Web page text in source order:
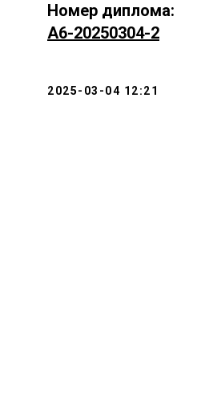
Номер диплома:
А6-20250304-2
2025-03-04 12:21